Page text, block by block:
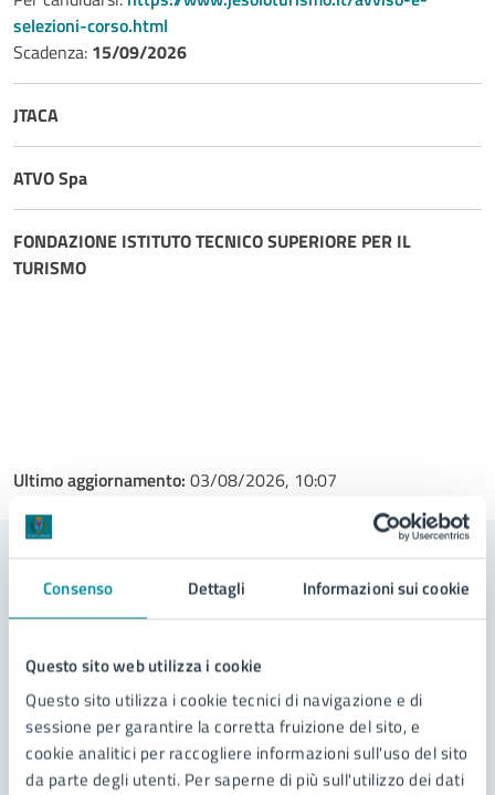
Consenso Dettagli Informazioni sui cookie
Questo sito web utilizza i cookie
Questo sito utilizza i cookie tecnici di navigazione e di
sessione per garantire la corretta fruizione del sito, e
cookie analitici per raccogliere informazioni sull'uso del sito
da parte degli utenti. Per saperne di più sull'utilizzo dei dati
selezioni-corso.html
Scadenza: 15/09/2026
JTACA
ATVO Spa
FONDAZIONE ISTITUTO TECNICO SUPERIORE PER IL
TURISMO
Ultimo aggiornamento: 03/08/2026, 10:07
Contenuti correlati
Servizi
Sportello OrientaLavoro Jesolo